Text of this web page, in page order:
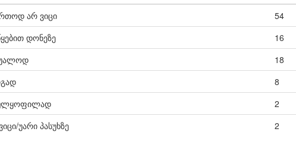
არ ვიცი
54
დონეზე
16
18
8
2
უარი პასუხზე
2